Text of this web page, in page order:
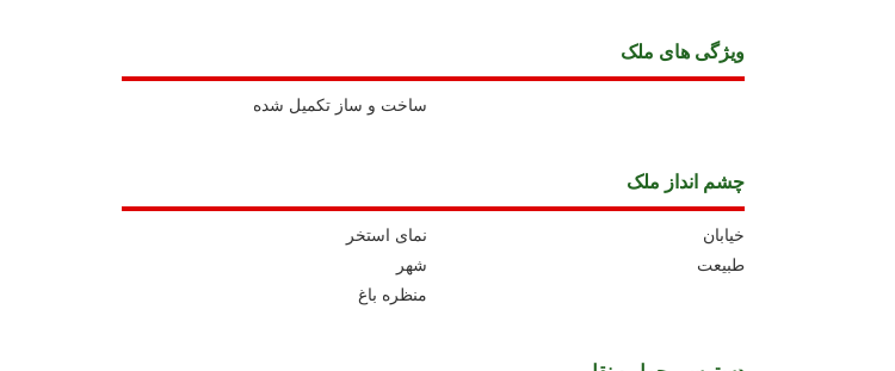
ويژگی های ملک
ساخت و ساز تکمیل شده
چشم انداز ملک
نمای استخر
خیابان
شهر
طبیعت
منظره باغ